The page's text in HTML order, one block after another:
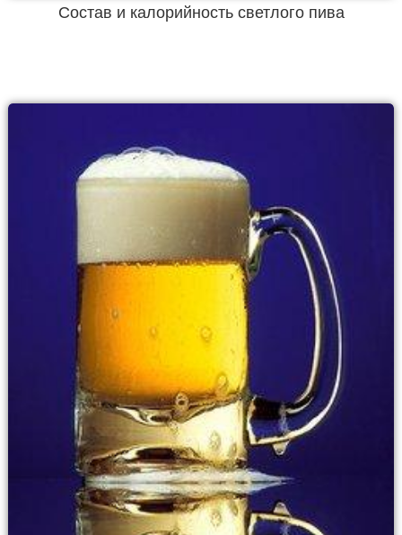
Состав и калорийность светлого пива